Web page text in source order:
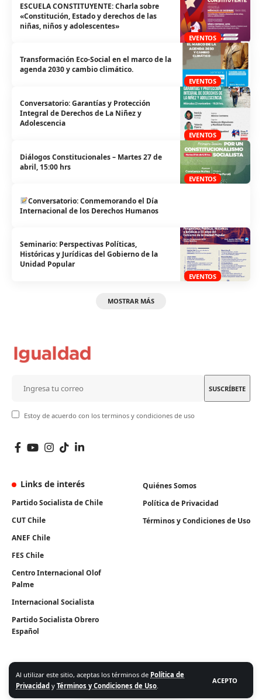
Al utilizar este sitio, aceptas los términos de Política de
Privacidad y Términos y Condiciones de Uso.
ACEPTO
EVENTOS
ESCUELA CONSTITUYENTE: Charla sobre
«Constitución, Estado y derechos de las
niñas, niños y adolescentes»
EVENTOS
Transformación Eco-Social en el marco de la
agenda 2030 y cambio climático.
EVENTOS
Conversatorio: Garantías y Protección
Integral de Derechos de La Niñez y
Adolescencia
EVENTOS
Diálogos Constitucionales – Martes 27 de
abril, 15:00 hrs
Conversatorio: Conmemorando el Día
Internacional de los Derechos Humanos
EVENTOS
Seminario: Perspectivas Políticas,
Históricas y Jurídicas del Gobierno de la
Unidad Popular
MOSTRAR MÁS
Estoy de acuerdo con los terminos y condiciones de uso
Links de interés
Partido Socialista de Chile
CUT Chile
ANEF Chile
FES Chile
Centro Internacional Olof
Palme
Internacional Socialista
Partido Socialista Obrero
Español
Quiénes Somos
Política de Privacidad
Términos y Condiciones de Uso
Algunos Derechos Reservados. Instituto Igualdad 2026.